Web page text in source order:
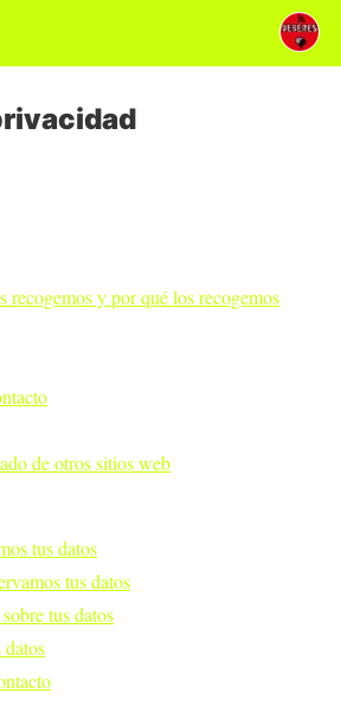
recogemos y por qué los recogemos
de otros sitios web
tus datos
tus datos
tus datos